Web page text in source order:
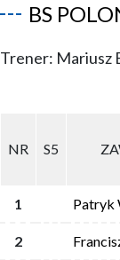
BS
Trener: Mariusz
NR S5
1 Patryk
2
NR S5
1 Patryk
2